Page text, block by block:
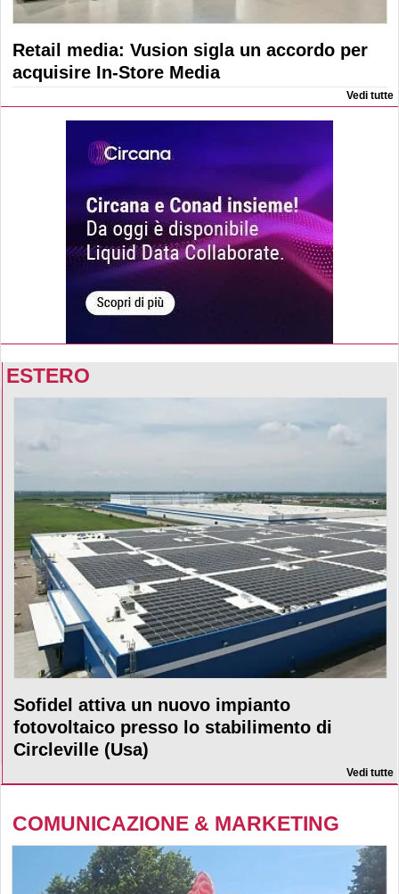
Retail media: Vusion sigla un accordo per
acquisire In-Store Media
Vedi tutte
ESTERO
Sofidel attiva un nuovo impianto
fotovoltaico presso lo stabilimento di
Circleville (Usa)
Vedi tutte
COMUNICAZIONE & MARKETING